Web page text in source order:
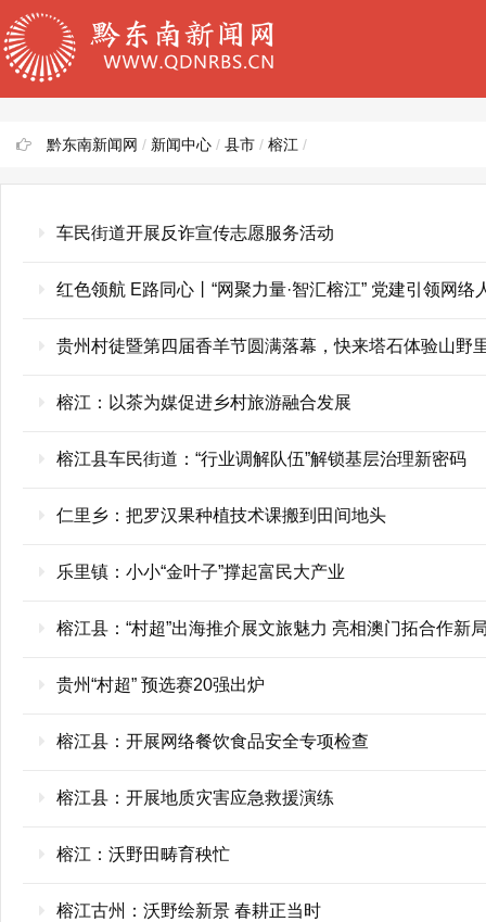
黔东南新闻网 / 新闻中心 / 县市 / 榕江 /
车民街道开展反诈宣传志愿服务活动
红色领航 E路同心丨“网聚力量·智汇榕江” 党建引领网络
贵州村徒暨第四届香羊节圆满落幕，快来塔石体验山野
榕江：以茶为媒促进乡村旅游融合发展
榕江县车民街道：“行业调解队伍”解锁基层治理新密码
仁里乡：把罗汉果种植技术课搬到田间地头
乐里镇：小小“金叶子”撑起富民大产业
榕江县：“村超”出海推介展文旅魅力 亮相澳门拓合作新
贵州“村超” 预选赛20强出炉
榕江县：开展网络餐饮食品安全专项检查
榕江县：开展地质灾害应急救援演练
榕江：沃野田畴育秧忙
榕江古州：沃野绘新景 春耕正当时